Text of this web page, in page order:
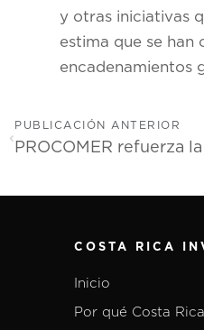
y otras iniciativas
estima que se
encadenamientos
PUBLICACIÓN ANTERIOR
COSTA RICA
Inicio
Por qué Costa Rica